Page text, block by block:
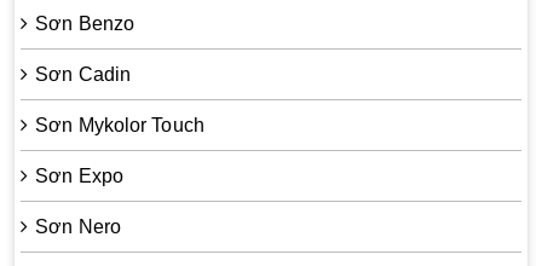
Sơn Benzo
Sơn Cadin
Sơn Mykolor Touch
Sơn Expo
Sơn Nero